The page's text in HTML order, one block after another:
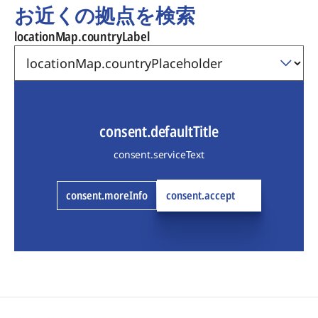
お近くの拠点を検索
locationMap.countryLabel
consent.defaultTitle
consent.serviceText
consent.moreInfo consent.accept